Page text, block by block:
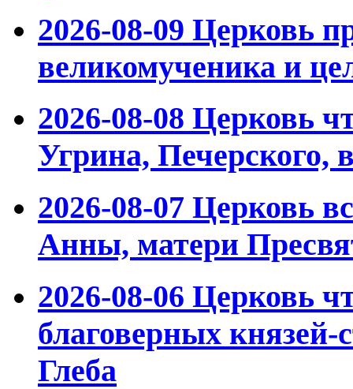
2026-08-09 Церковь
великомученика и
2026-08-08 Церковь
Угрина, Печерского,
2026-08-07 Церковь
Анны, матери
2026-08-06 Церковь
благоверных князей-
Глеба